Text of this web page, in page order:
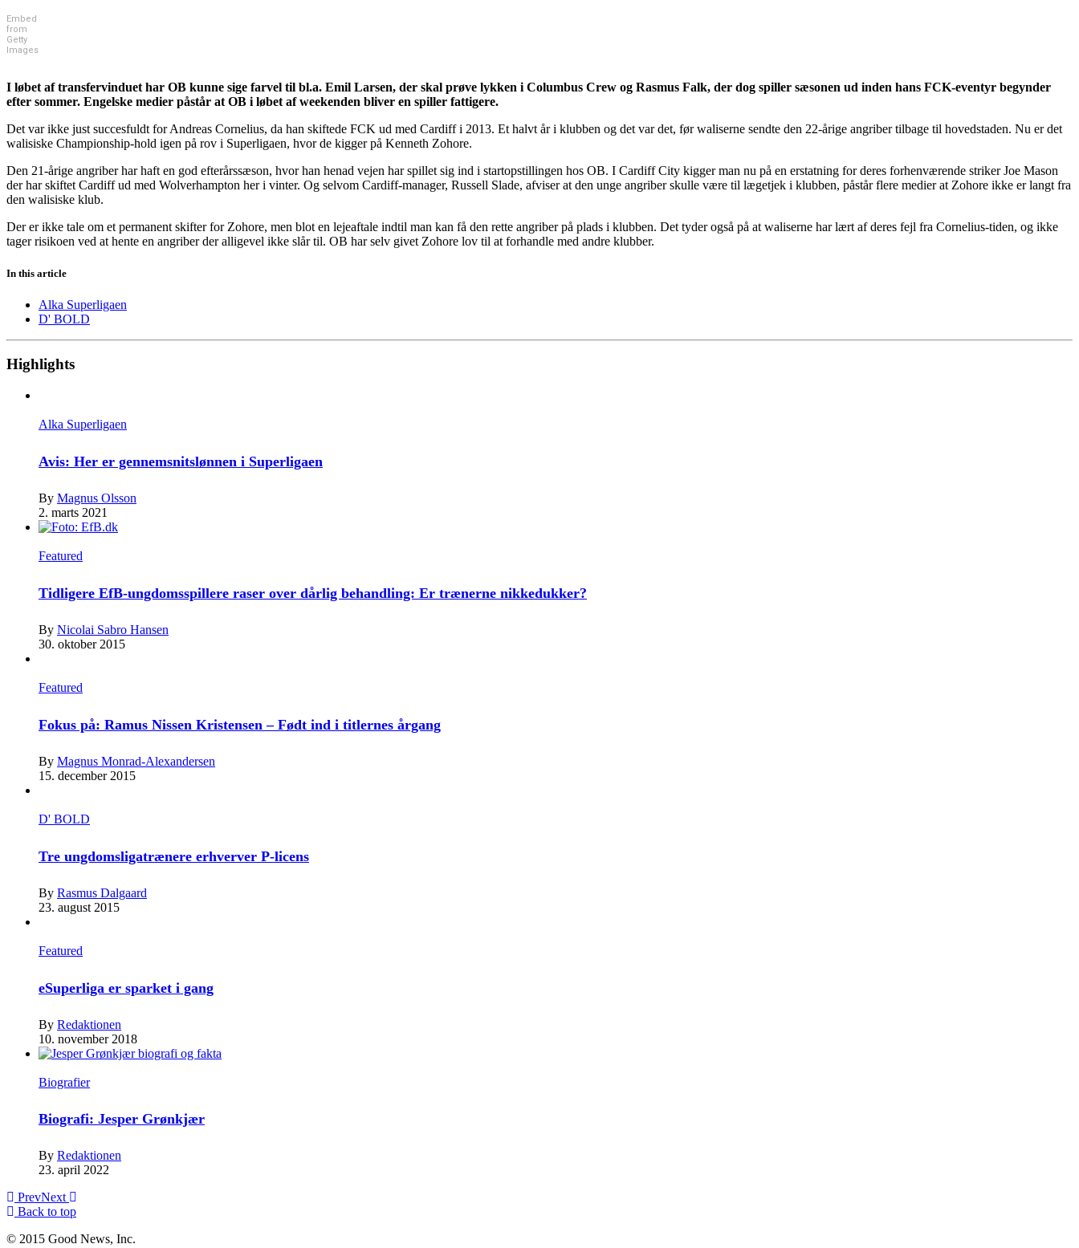
Embed
from
Getty
Images
I løbet af transfervinduet har OB kunne sige farvel til bl.a. Emil Larsen, der skal prøve lykken i Columbus Crew og Rasmus Falk, der dog spiller sæsonen ud inden hans FCK-eventyr begynder
efter sommer. Engelske medier påstår at OB i løbet af weekenden bliver en spiller fattigere.
Det var ikke just succesfuldt for Andreas Cornelius, da han skiftede FCK ud med Cardiff i 2013. Et halvt år i klubben og det var det, før waliserne sendte den 22-årige angriber tilbage til hovedstaden. Nu er det
walisiske Championship-hold igen på rov i Superligaen, hvor de kigger på Kenneth Zohore.
Den 21-årige angriber har haft en god efterårssæson, hvor han henad vejen har spillet sig ind i startopstillingen hos OB. I Cardiff City kigger man nu på en erstatning for deres forhenværende striker Joe Mason
der har skiftet Cardiff ud med Wolverhampton her i vinter. Og selvom Cardiff-manager, Russell Slade, afviser at den unge angriber skulle være til lægetjek i klubben, påstår flere medier at Zohore ikke er langt fra
den walisiske klub.
Der er ikke tale om et permanent skifter for Zohore, men blot en lejeaftale indtil man kan få den rette angriber på plads i klubben. Det tyder også på at waliserne har lært af deres fejl fra Cornelius-tiden, og ikke
tager risikoen ved at hente en angriber der alligevel ikke slår til. OB har selv givet Zohore lov til at forhandle med andre klubber.
In this article
Alka Superligaen
D' BOLD
Highlights
Alka Superligaen
Avis: Her er gennemsnitslønnen i Superligaen
By Magnus Olsson
2. marts 2021
Featured
Tidligere EfB-ungdomsspillere raser over dårlig behandling: Er trænerne nikkedukker?
By Nicolai Sabro Hansen
30. oktober 2015
Featured
Fokus på: Ramus Nissen Kristensen – Født ind i titlernes årgang
By Magnus Monrad-Alexandersen
15. december 2015
D' BOLD
Tre ungdomsligatrænere erhverver P-licens
By Rasmus Dalgaard
23. august 2015
Featured
eSuperliga er sparket i gang
By Redaktionen
10. november 2018
Biografier
Biografi: Jesper Grønkjær
By Redaktionen
23. april 2022
PrevNext
Back to top
© 2015 Good News, Inc.